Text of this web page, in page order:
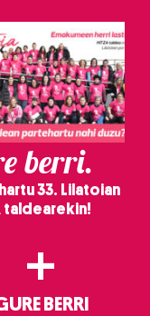
berri.
33. Lilatoian
taldearekin!
+
BERRI